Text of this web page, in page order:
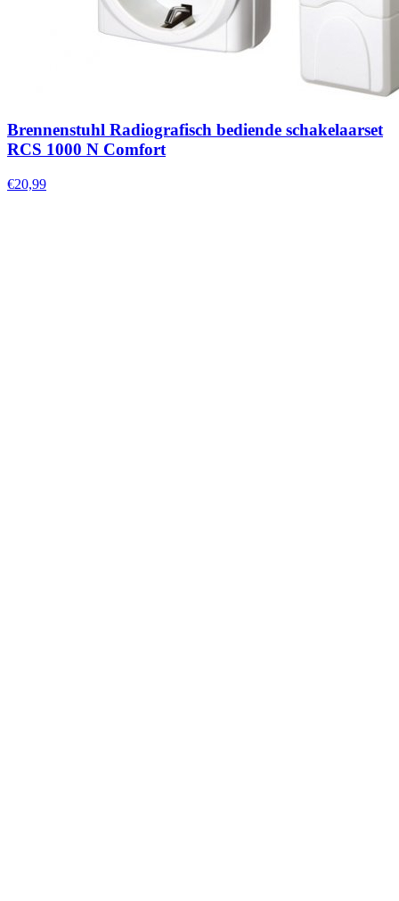
Brennenstuhl Radiografisch bediende schakelaarset
RCS 1000 N Comfort
€20,99